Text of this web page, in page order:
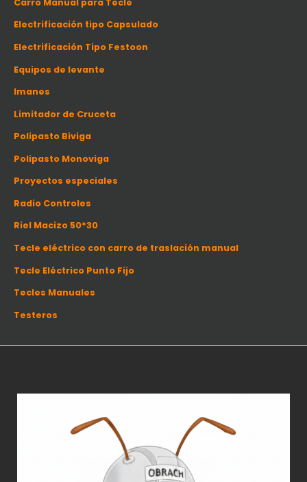
Electrificación tipo Capsulado
Electrificación Tipo Festoon
Equipos de levante
Imanes
Limitador de Cruceta
Polipasto Biviga
Polipasto Monoviga
Proyectos especiales
Radio Controles
Riel Macizo 50*30
Tecle eléctrico con carro de traslación manual
Tecle Eléctrico Punto Fijo
Tecles Manuales
Testeros